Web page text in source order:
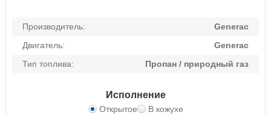
Производитель:
Generac
Двигатель:
Generac
Тип топлива:
Пропан / природный газ
Исполнение
Открытое В кожухе